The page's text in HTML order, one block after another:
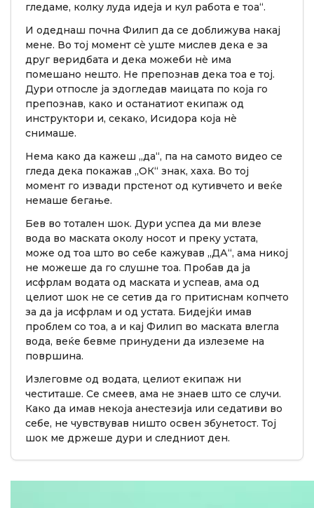
гледаме, колку луда идеја и кул работа е тоа“.
И одеднаш почна Филип да се доближува накај
мене. Во тој момент сè уште мислев дека е за
друг веридбата и дека можеби нè има
помешано нешто. Не препознав дека тоа е тој.
Дури отпосле ја здогледав маицата по која го
препознав, како и останатиот екипаж од
инструктори и, секако, Исидора која нè
снимаше.
Нема како да кажеш „да“, па на самото видео се
гледа дека покажав „ОК“ знак, хаха. Во тој
момент го извади прстенот од кутивчето и веќе
немаше бегање.
Бев во тотален шок. Дури успеа да ми влезе
вода во маската околу носот и преку устата,
може од тоа што во себе кажував „ДА“, ама никој
не можеше да го слушне тоа. Пробав да ја
исфрлам водата од маската и успеав, ама од
целиот шок не се сетив да го притиснам копчето
за да ја исфрлам и од устата. Бидејќи имав
проблем со тоа, а и кај Филип во маската влегла
вода, веќе бевме принудени да излеземе на
површина.
Излеговме од водата, целиот екипаж ни
честиташе. Се смеев, ама не знаев што се случи.
Како да имав некоја анестезија или седативи во
себе, не чувствував ништо освен збунетост. Тој
шок ме држеше дури и следниот ден.